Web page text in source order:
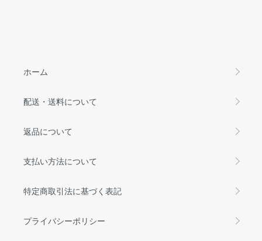
ホーム
配送・送料について
返品について
支払い方法について
特定商取引法に基づく表記
プライバシーポリシー